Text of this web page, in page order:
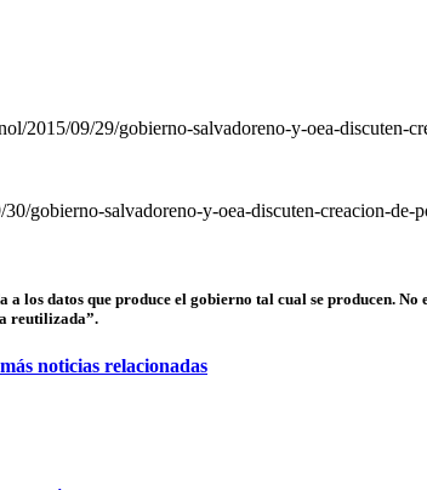
2015/09/29/gobierno-salvadoreno-y-oea-discuten-
gobierno-salvadoreno-y-oea-discuten-creacion-de-
los datos que produce el gobierno tal cual se producen.
reutilizada”.
noticias relacionadas